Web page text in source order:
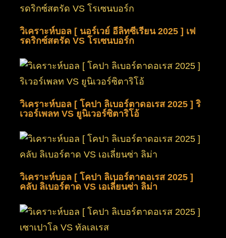
วิเคราะห์บอล [ นอร์เวย์ อีลิทซีเรียน 2025 ] เฟ
รดริกซ์สตรัด VS โรเซนบอร์ก
วิเคราะห์บอล [ โคปา ลิเบอร์ตาดอเรส 2025 ] ริ
เวอร์เพลท VS ยูนิเวอร์ซิตาริโอ้
วิเคราะห์บอล [ โคปา ลิเบอร์ตาดอเรส 2025 ]
คลับ ลิเบอร์ตาด VS เอเลี่ยนซ่า ลิม่า